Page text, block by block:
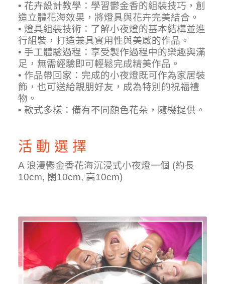
• 花卉設計教學：學習鬱金香的組裝技巧，創
造立體花海效果，將燈具與花卉完美結合。
• 燈具組裝技術：了解小夜燈的基本結構並進
行組裝，打造兼具實用性與美感的作品。
• 手工體驗過程：享受製作過程中的樂趣與滿
足，無需經驗即可輕鬆完成精美作品。
• 作品帶回家：完成的小夜燈既可作為家居裝
飾，也可送給親朋好友，成為特別的祝福禮
物。
• 款式多樣：備有不同顏色花朵，隨機提供。
活 動 選 擇
A 浪漫鬱金香花海沉浸式小夜燈一個 (約長
10cm, 闊10cm, 高10cm)